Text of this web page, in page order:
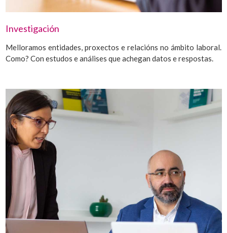
Investigación
Melloramos entidades, proxectos e relacións no ámbito laboral.
Como? Con estudos e análises que achegan datos e respostas.